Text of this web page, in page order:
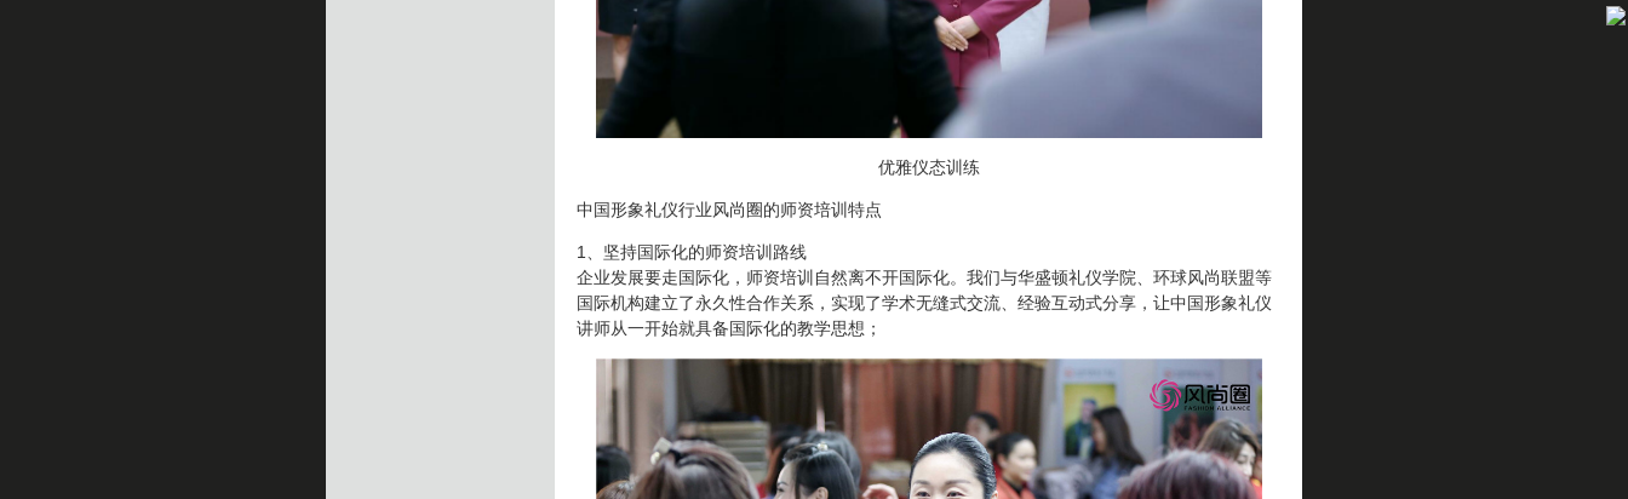
优雅仪态训练
中国形象礼仪行业风尚圈的师资培训特点
1、坚持国际化的师资培训路线
企业发展要走国际化，师资培训自然离不开国际化。我们与华盛顿礼仪学院、环球风尚联盟等
国际机构建立了永久性合作关系，实现了学术无缝式交流、经验互动式分享，让中国形象礼仪
讲师从一开始就具备国际化的教学思想；